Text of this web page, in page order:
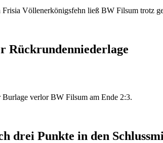
Völlenerkönigsfehn ließ BW Filsum trotz
Rückrundenniederlage
verlor BW Filsum am Ende 2:3.
drei Punkte in den